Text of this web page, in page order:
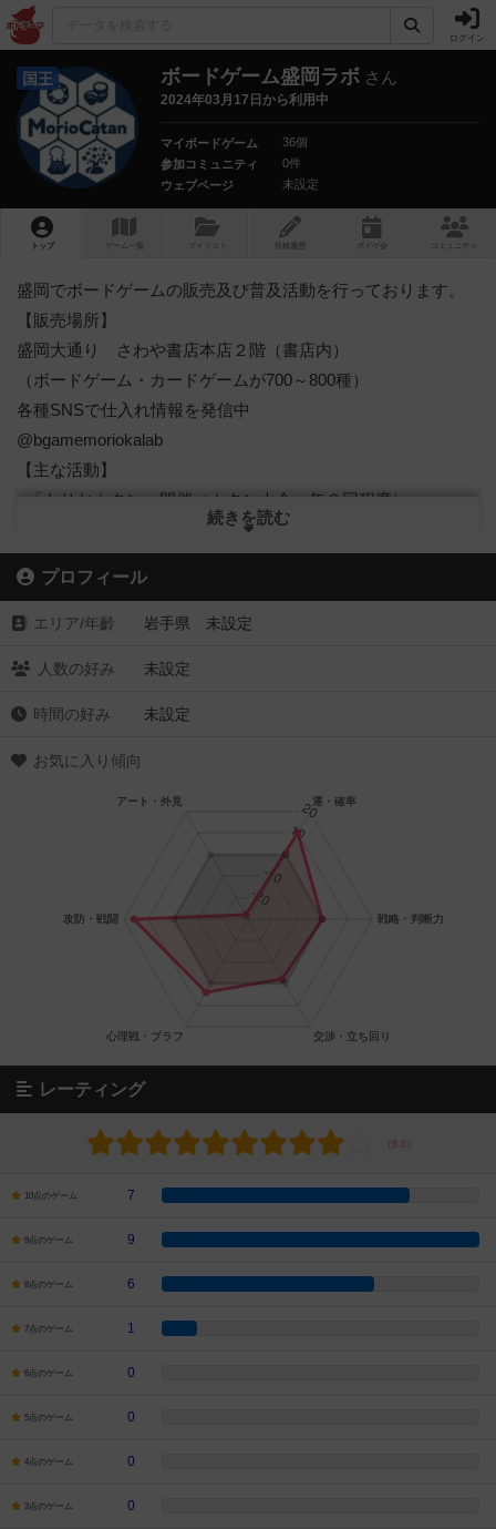
ログイン
国王 ボードゲーム盛岡ラボ さん
2024年03月17日から利用中
マイボードゲーム
36個
参加コミュニティ
0件
ウェブページ
未設定
トップ ゲーム一覧 マイリスト 投稿履歴 ボ ドゲ コミュニティ
盛岡でボードゲームの販売及び普及活動を行っております。
【販売場所】
盛岡大通り さわや書店本店２階（書店内）
（ボードゲーム・カードゲームが700～800種）
各種SNSで仕入れ情報を発信中
@bgamemoriokalab
【主な活動】
■「もりおカタン」開催（カタン大会：年２回程度）
■盛岡大通りのホコ天イベント「大通りパラダイス」でのボー
ドゲーム試遊コーナー開設
■フリースクールなどでのボードゲーム会開催
■社員研修向けボードゲームの講師（準備中）
続きを読む
プロフィール
エリア/年齡 岩手県 未設定
人数の好み 未設定
時間の好み 未設定
お気に入り傾向
レーティング
10点のゲーム 7
9点のゲーム 9
8点のゲーム 6
7点のゲーム 1
6点のゲーム 0
5点のゲーム 0
4点のゲーム 0
3点のゲーム 0